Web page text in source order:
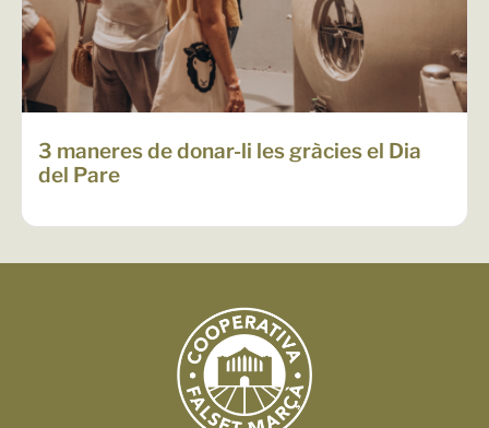
3 maneres de donar-li les gràcies el Dia
del Pare